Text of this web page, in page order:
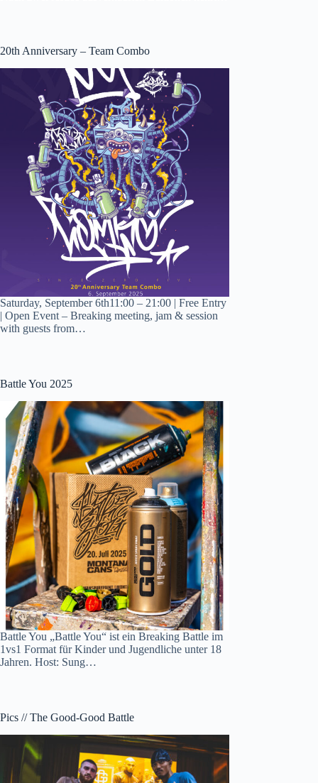
20th Anniversary – Team Combo
Saturday, September 6th11:00 – 21:00 | Free Entry
| Open Event – Breaking meeting, jam & session
with guests from…
Battle You 2025
Battle You „Battle You“ ist ein Breaking Battle im
1vs1 Format für Kinder und Jugendliche unter 18
Jahren. Host: Sung…
Pics // The Good-Good Battle